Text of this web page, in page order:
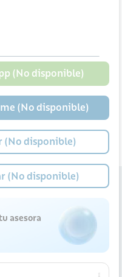
(No disponible)
(No disponible)
(No disponible)
(No disponible)
asesora